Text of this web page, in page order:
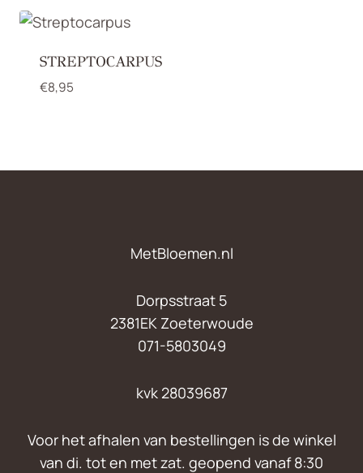
STREPTOCARPUS
€8,95
MetBloemen.nl
Dorpsstraat 5
2381EK Zoeterwoude
071-5803049
kvk 28039687
Voor het afhalen van bestellingen is de winkel
van di. tot en met zat. geopend vanaf 8:30